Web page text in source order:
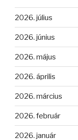
2026. július
2026. június
2026. május
2026. április
2026. március
2026. február
2026. január